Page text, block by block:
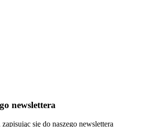
newslettera
się do naszego newslettera